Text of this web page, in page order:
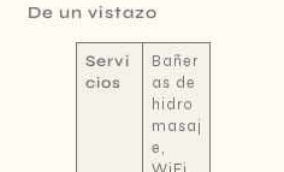
De un vistazo
Servi
cios
Bañer
as de
hidro
masaj
e,